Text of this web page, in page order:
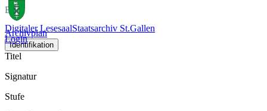
Digitaler LesesaalStaatsarchiv St.Gallen
Login
Buch
Archivplan
Identifikation
Titel
Signatur
Stufe